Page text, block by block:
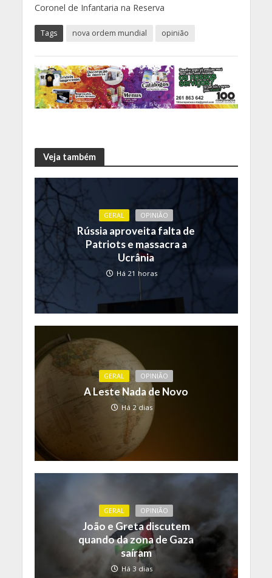
Coronel de Infantaria na Reserva
Tags nova ordem mundial opinião
Veja também
GERAL OPINIÃO
Rússia aproveita falta de
Patriots e massacra a
Ucrânia
Há 21 horas
GERAL OPINIÃO
A Leste Nada de Novo
Há 2 dias
GERAL OPINIÃO
João e Greta discutem
quando da zona de Gaza
saíram
Há 3 dias